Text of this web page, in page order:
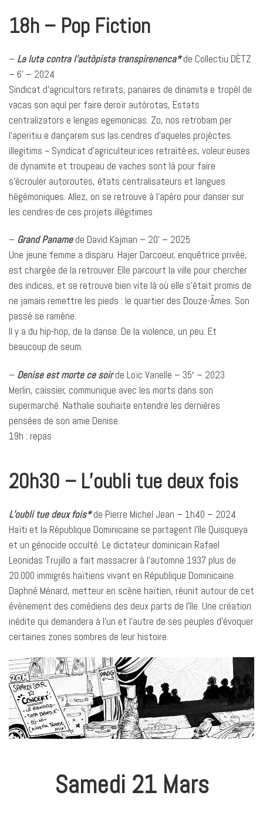
18h – Pop Fiction
– La luta contra l’autòpista transpirenenca*de Collectiu DÈTZ
– 6’ – 2024
Sindicat d’agricultors retirats, panaires de dinamita e tropèl de
vacas son aquí per faire deroïr autòrotas, Estats
centralizators e lengas egemonicas. Zo, nos retrobam per
l’aperitiu e dançarem sus las cendres d’aqueles projèctes
illegitims ~ Syndicat d’agriculteur·ices retraité·es, voleur·euses
de dynamite et troupeau de vaches sont là pour faire
s’écrouler autoroutes, états centralisateurs et langues
hégémoniques. Allez, on se retrouve à l’apéro pour danser sur
les cendres de ces projets illégitimes
– Grand Panamede David Kajman – 20’ – 2025
Une jeune femme a disparu. Hajer Darcoeur, enquêtrice privée,
est chargée de la retrouver. Elle parcourt la ville pour chercher
des indices, et se retrouve bien vite là où elle s’était promis de
ne jamais remettre les pieds : le quartier des Douze-Âmes. Son
passé se ramène.
Il y a du hip-hop, de la danse. De la violence, un peu. Et
beaucoup de seum.
– Denise est morte ce soirde Loïc Vanelle – 35′ – 2023
Merlin, caissier, communique avec les morts dans son
supermarché. Nathalie souhaite entendre les dernières
pensées de son amie Denise.
19h : repas
20h30 – L’oubli tue deux fois
L’oubli tue deux fois*de Pierre Michel Jean – 1h40 – 2024
Haïti et la République Dominicaine se partagent l’île Quisqueya
et un génocide occulté. Le dictateur dominicain Rafael
Leonidas Trujillo a fait massacrer à l’automne 1937 plus de
20.000 immigrés haïtiens vivant en République Dominicaine.
Daphné Ménard, metteur en scène haïtien, réunit autour de cet
évènement des comédiens des deux parts de l’île. Une création
inédite qui demandera à l’un et l’autre de ses peuples d’évoquer
certaines zones sombres de leur histoire.
Samedi 21 Mars